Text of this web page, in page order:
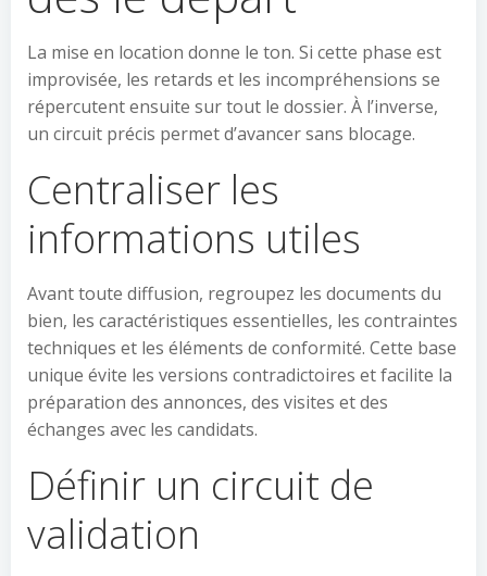
La mise en location donne le ton. Si cette phase est
improvisée, les retards et les incompréhensions se
répercutent ensuite sur tout le dossier. À l’inverse,
un circuit précis permet d’avancer sans blocage.
Centraliser les
informations utiles
Avant toute diffusion, regroupez les documents du
bien, les caractéristiques essentielles, les contraintes
techniques et les éléments de conformité. Cette base
unique évite les versions contradictoires et facilite la
préparation des annonces, des visites et des
échanges avec les candidats.
Définir un circuit de
validation